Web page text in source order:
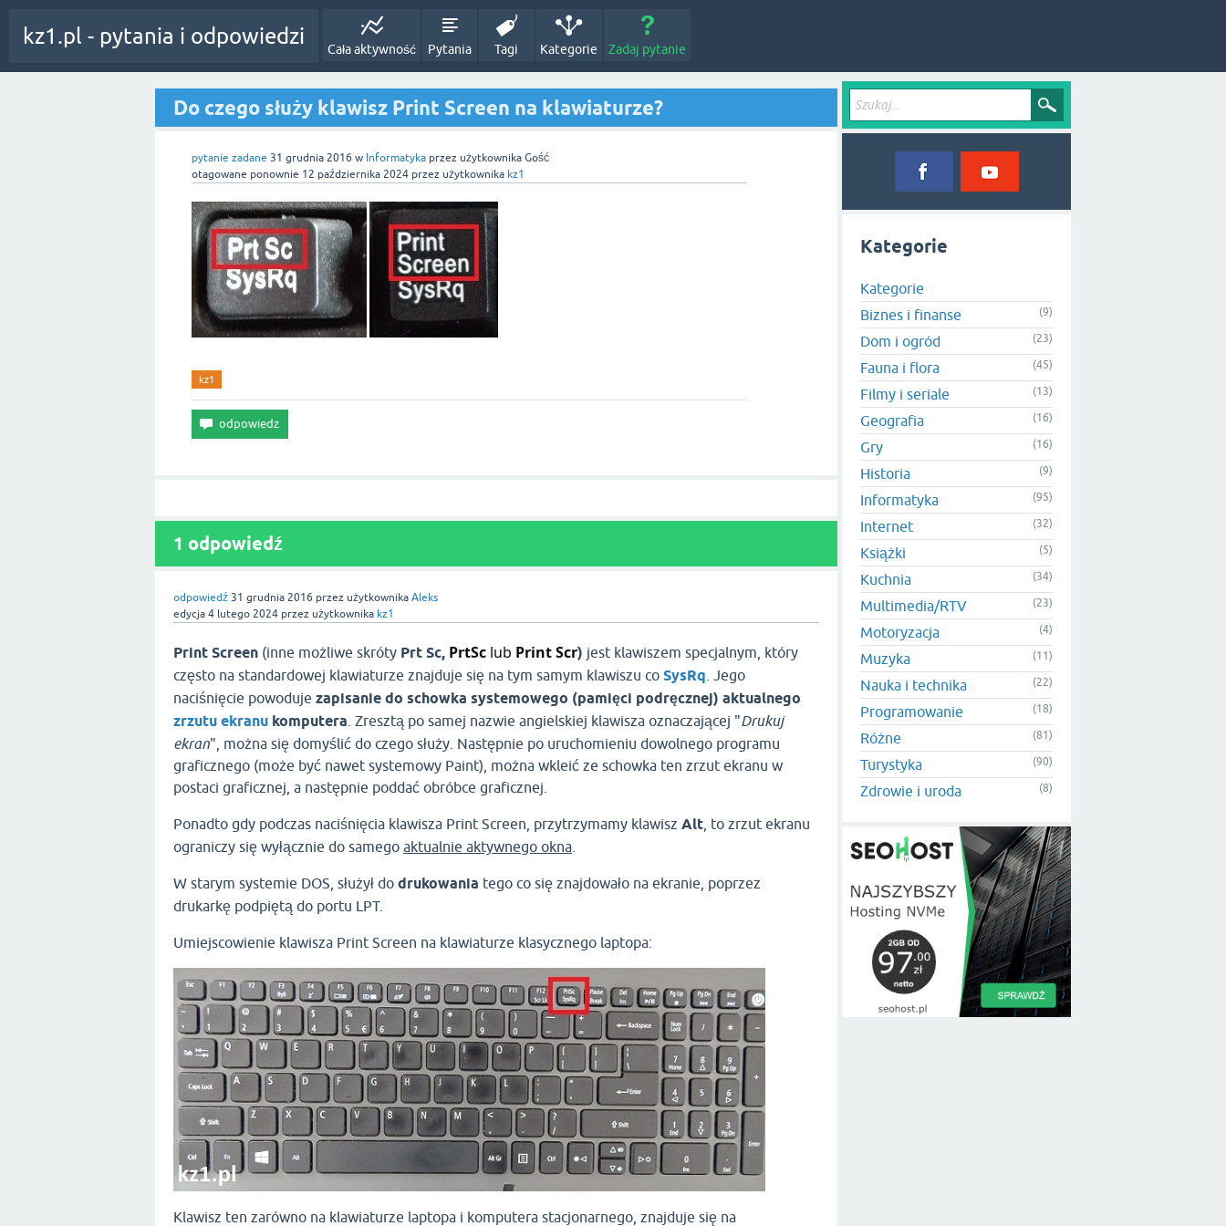
kz1.pl - pytania i odpowiedzi
Cała aktywność Pytania Tagi Kategorie Zadaj pytanie
Do czego służy klawisz Print Screen na klawiaturze?
pytanie zadane 31 grudnia 2016 w Informatyka przez użytkownika Gość
otagowane ponownie 12 października 2024 przez użytkownika kz1
kz1
1 odpowiedź
odpowiedź 31 grudnia 2016 przez użytkownika Aleks
edycja 4 lutego 2024 przez użytkownika kz1
Print Screen (inne możliwe skróty Prt Sc, PrtSc lub Print Scr) jest klawiszem specjalnym, który
często na standardowej klawiaturze znajduje się na tym samym klawiszu co SysRq . Jego
naciśnięcie powoduje zapisanie do schowka systemowego (pamięci podręcznej) aktualnego
zrzutu ekranu komputera . Zresztą po samej nazwie angielskiej klawisza oznaczającej "Drukuj
ekran", można się domyślić do czego służy. Następnie po uruchomieniu dowolnego programu
graficznego (może być nawet systemowy Paint), można wkleić ze schowka ten zrzut ekranu w
postaci graficznej, a następnie poddać obróbce graficznej.
Ponadto gdy podczas naciśnięcia klawisza Print Screen, przytrzymamy klawisz Alt , to zrzut ekranu
ograniczy się wyłącznie do samego aktualnie aktywnego okna
W starym systemie DOS, służył do drukowania tego co się znajdowało na ekranie, poprzez
drukarkę podpiętą do portu LPT.
Umiejscowienie klawisza Print Screen na klawiaturze klasycznego laptopa:
Klawisz ten zarówno na klawiaturze laptopa i komputera stacjonarnego, znajduje się na
Kategorie
Kategorie
Biznes i finanse
(9)
Dom i ogród (23)
Fauna i flora (45)
Filmy i seriale (13)
Geografia (16)
Gry (16)
Historia (9)
Informatyka (95)
Internet (32)
Książki (5)
Kuchnia (34)
Multimedia/RTV (23)
Motoryzacja (4)
Muzyka (11)
Nauka i technika (22)
Programowanie (18)
Różne (81)
Turystyka (90)
Zdrowie i uroda (8)